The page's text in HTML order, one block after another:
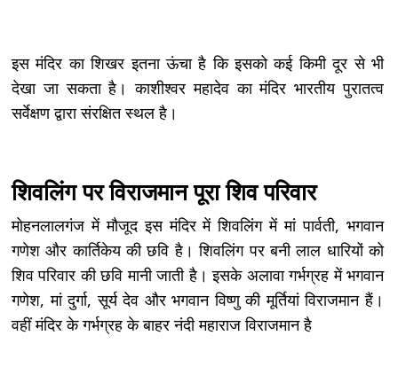
इस मंदिर का शिखर इतना ऊंचा है कि इसको कई किमी दूर से भी
देखा जा सकता है। काशीश्वर महादेव का मंदिर भारतीय पुरातत्व
सर्वेक्षण द्वारा संरक्षित स्थल है।
शिवलिंग पर विराजमान पूरा शिव परिवार
मोहनलालगंज में मौजूद इस मंदिर में शिवलिंग में मां पार्वती, भगवान
गणेश और कार्तिकेय की छवि है। शिवलिंग पर बनी लाल धारियों को
शिव परिवार की छवि मानी जाती है। इसके अलावा गर्भग्रह में भगवान
गणेश, मां दुर्गा, सूर्य देव और भगवान विष्णु की मूर्तियां विराजमान हैं।
वहीं मंदिर के गर्भग्रह के बाहर नंदी महाराज विराजमान है